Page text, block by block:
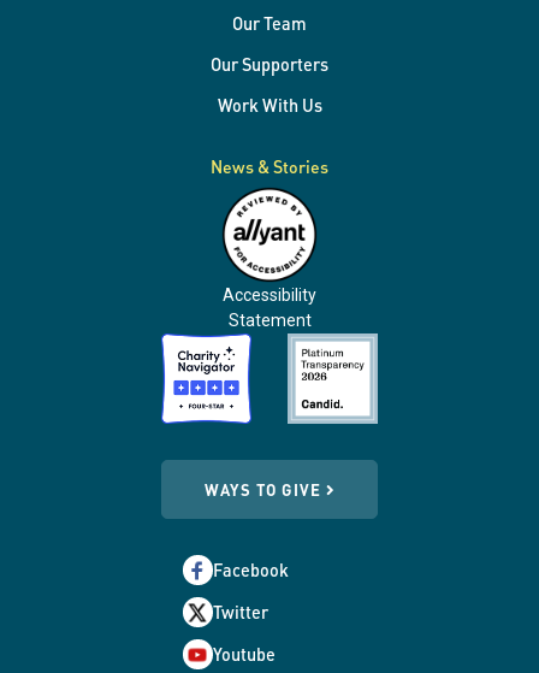
Our Team
Our Supporters
Work With Us
News & Stories
Accessibility
Statement
WAYS TO GIVE
Facebook
Twitter
Youtube